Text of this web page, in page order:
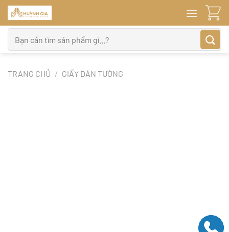
Bỏ
qua
nội
dung
kiếm:
TRANG CHỦ / GIẤY DÁN TƯỜNG